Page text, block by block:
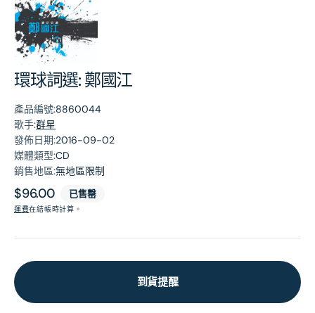
環球詞選: 鄭國江
產品編號:8860044
歌手:群星
發佈日期:2016-09-02
媒體類型:CD
銷售地區:無地區限制
原
價
$96.00 已售罄
運費在結帳時計算。
到貨提醒